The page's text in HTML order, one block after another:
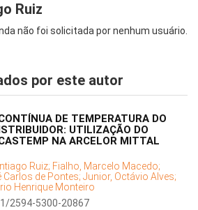
Ruiz
não foi solicitada por nenhum usuário.
por este autor
DE TEMPERATURA DO
UTILIZAÇÃO DO
NA ARCELOR MITTAL
Ruiz; Fialho, Marcelo Macedo;
Carlos de Pontes; Junior, Octávio Alves;
Henrique Monteiro
2594-5300-20867